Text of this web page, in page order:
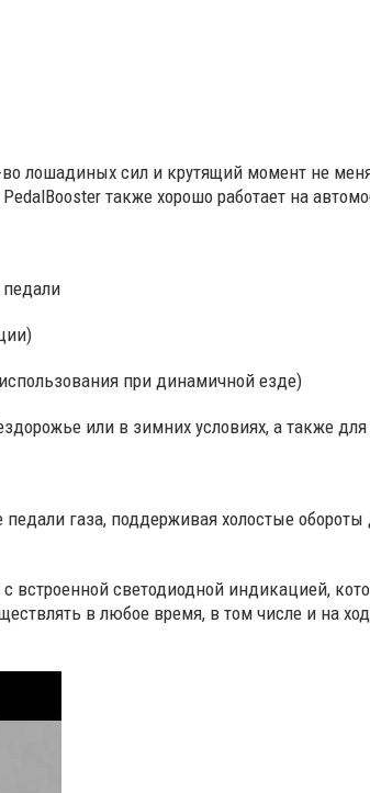
лошадиных сил и крутящий момент не
также хорошо работает на
педали
при динамичной езде)
или в зимних условиях, а также
педали газа, поддерживая холостые
светодиодной индикацией,
в любое время, в том числе и на